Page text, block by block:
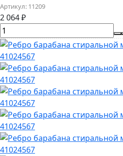
Артикул: 11209
2 064₽